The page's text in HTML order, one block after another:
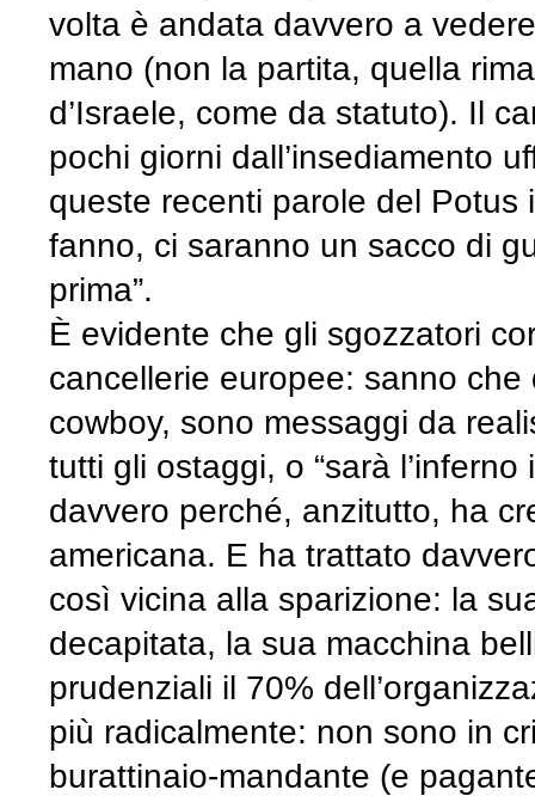
volta è andata davvero a
mano (non la partita, quella
d’Israele, come da statuto). Il
pochi giorni dall’insediamento
queste recenti parole del Potus
fanno, ci saranno un sacco di
prima”.
È evidente che gli sgozzatori
cancellerie europee: sanno
cowboy, sono messaggi da
tutti gli ostaggi, o “sarà
davvero perché, anzitutto, ha
americana. E ha trattato
così vicina alla sparizione: la
decapitata, la sua macchina
prudenziali il 70%
più radicalmente: non sono in
burattinaio-mandante (e